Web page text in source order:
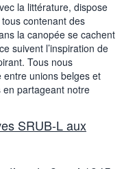
la littérature, dispose
contenant des
la canopée se cachent
suivent l’inspiration de
Tous nous
unions belges et
en partageant notre
SRUB-L aux